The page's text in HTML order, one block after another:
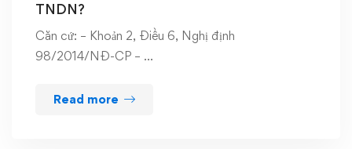
TNDN?
Căn cứ: – Khoản 2, Điều 6, Nghị định
98/2014/NĐ-CP – …
Read more